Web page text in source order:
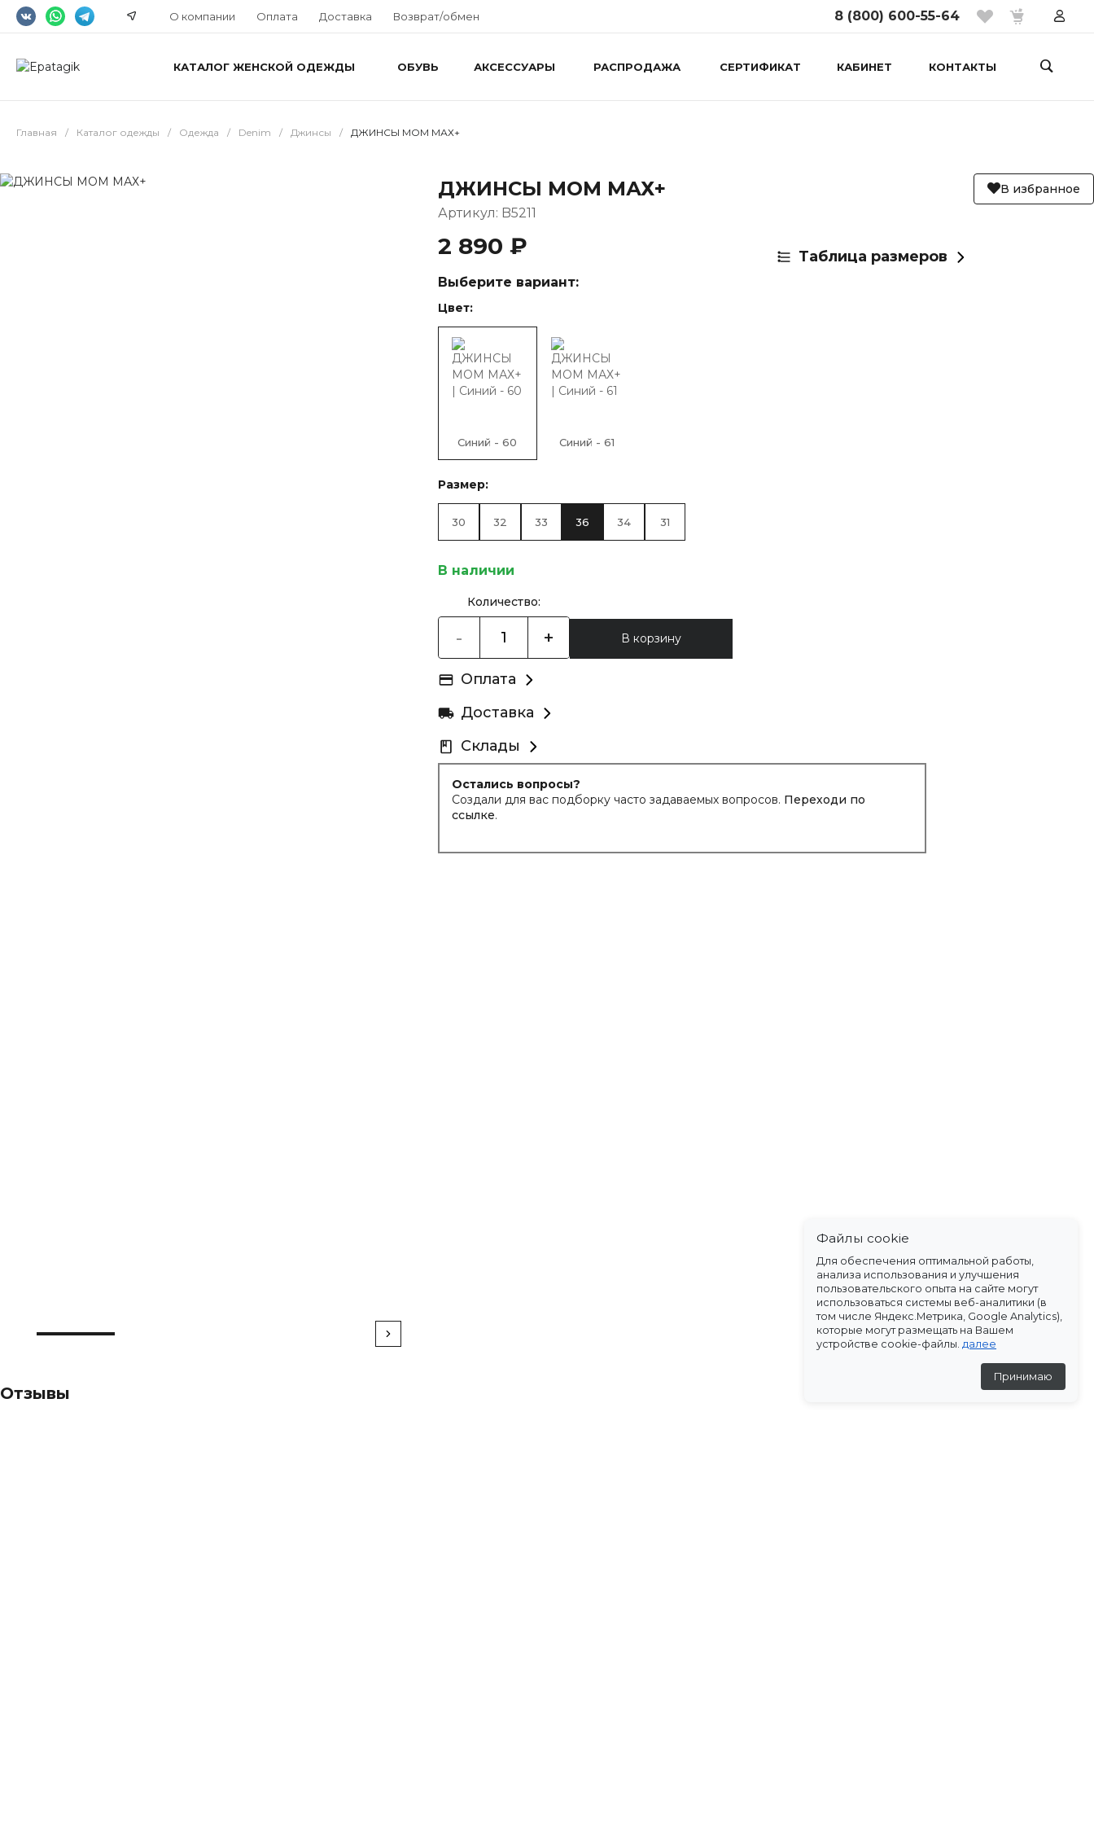
О компании Оплата Доставка Возврат/обмен 8 (800) 600-55-64
КАТАЛОГ ЖЕНСКОЙ ОДЕЖДЫ ОБУВЬ АКСЕССУАРЫ РАСПРОДАЖА СЕРТИФИКАТ КАБИНЕТ КОНТАКТЫ
Главная / Каталог одежды / Одежда / Denim / Джинсы / ДЖИНСЫ МОМ МАХ+
ДЖИНСЫ МОМ МАХ+ В избранное
Артикул: B5211
2 890 ₽
Выберите вариант:
Цвет:
Синий - 60 Синий - 61
Размер:
30 32 33 36 34 31
В наличии
Количество:
- + В корзину
Таблица размеров
Оплата
Доставка
Склады
Остались вопросы?
Создали для вас подборку часто задаваемых вопросов. Переходи по
ссылке.
Отзывы
Файлы cookie
Для обеспечения оптимальной работы,
анализа использования и улучшения
пользовательского опыта на сайте могут
использоваться системы веб-аналитики (в
том числе Яндекс.Метрика, Google Analytics),
которые могут размещать на Вашем
устройстве cookie-файлы. далее
Принимаю